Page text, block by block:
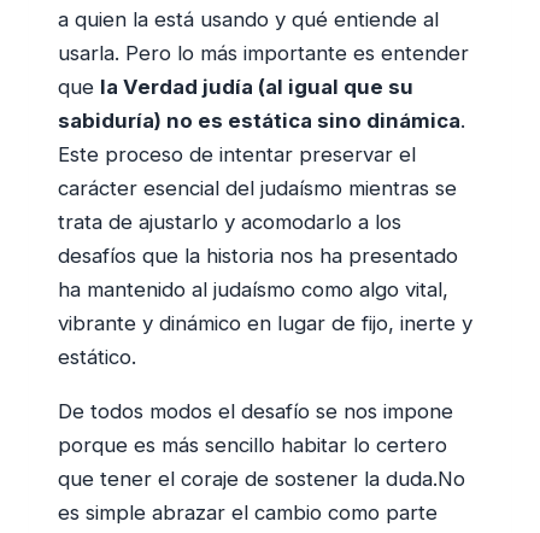
a quien la está usando y qué entiende al
usarla. Pero lo más importante es entender
que la Verdad judía (al igual que su
sabiduría) no es estática sino dinámica.
Este proceso de intentar preservar el
carácter esencial del judaísmo mientras se
trata de ajustarlo y acomodarlo a los
desafíos que la historia nos ha presentado
ha mantenido al judaísmo como algo vital,
vibrante y dinámico en lugar de fijo, inerte y
estático.
De todos modos el desafío se nos impone
porque es más sencillo habitar lo certero
que tener el coraje de sostener la duda.No
es simple abrazar el cambio como parte